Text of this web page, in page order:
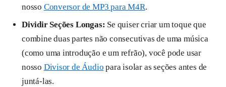
nosso Conversor de MP3 para M4R.
Dividir Seções Longas: Se quiser criar um toque que
combine duas partes não consecutivas de uma música
(como uma introdução e um refrão), você pode usar
nosso Divisor de Áudio para isolar as seções antes de
juntá-las.